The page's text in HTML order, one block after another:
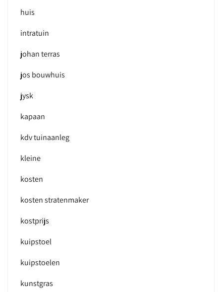
huis
intratuin
johan terras
jos bouwhuis
jysk
kapaan
kdv tuinaanleg
kleine
kosten
kosten stratenmaker
kostprijs
kuipstoel
kuipstoelen
kunstgras